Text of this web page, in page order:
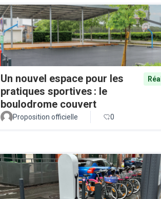
Un nouvel espace pour les
pratiques sportives : le
boulodrome couvert
Proposition officielle 0